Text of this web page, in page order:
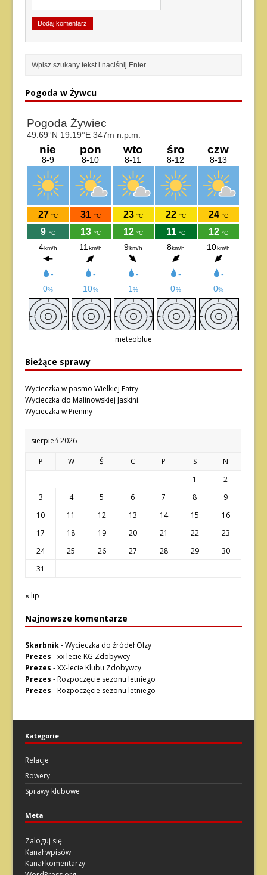
Pogoda w Żywcu
meteoblue
Bieżące sprawy
Wycieczka w pasmo Wielkiej Fatry
Wycieczka do Malinowskiej Jaskini.
Wycieczka w Pieniny
sierpień 2026
P W Ś C P S
N
1
2
3
4 5 6 7 8
9
10
11 12 13 14 15
16
17
18 19 20 21 22
23
24
25 26 27 28 29
30
31
« lip
Najnowsze komentarze
Skarbnik-Wycieczka do źródeł Olzy
Prezes -xx lecie KG Zdobywcy
Prezes -XX-lecie Klubu Zdobywcy
Prezes -Rozpoczęcie sezonu letniego
Prezes -Rozpoczęcie sezonu letniego
Kategorie
Relacje
Rowery
Sprawy klubowe
Meta
Zaloguj się
Kanał wpisów
Kanał komentarzy